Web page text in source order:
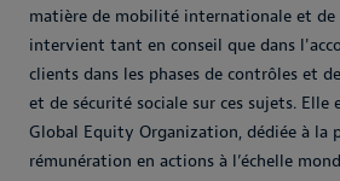
matière de mobilité internationale et de
intervient tant en conseil que dans
clients dans les phases de contrôles et
et de sécurité sociale sur ces sujets. Elle
Global Equity Organization, dédiée à la
rémunération en actions à l’échelle